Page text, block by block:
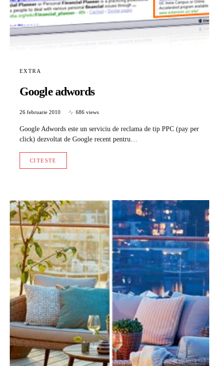
EXTRA
Google adwords
26 februarie 2010 686 views
Google Adwords este un serviciu de reclama de tip PPC (pay per
click) dezvoltat de Google recent pentru…
CITESTE